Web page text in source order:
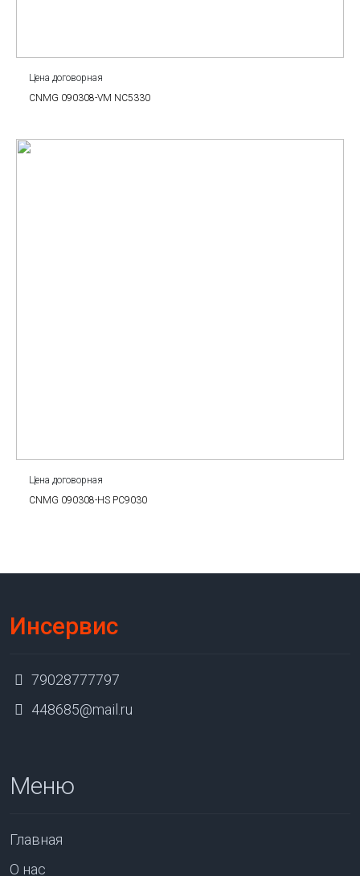
Цена договорная
CNMG 090308-VM NC5330
Цена договорная
CNMG 090308-HS PC9030
Инсервис
79028777797
448685@mail.ru
Меню
Главная
О нас